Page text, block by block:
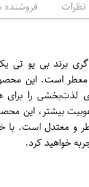
نظرات
برند بی یو تی
لذت‌بخشی را
بیشتر، این
و معتدل است. با
خواهید کرد.